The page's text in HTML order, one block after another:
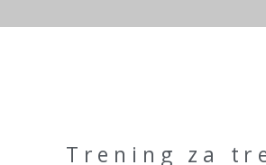
O
Trening za